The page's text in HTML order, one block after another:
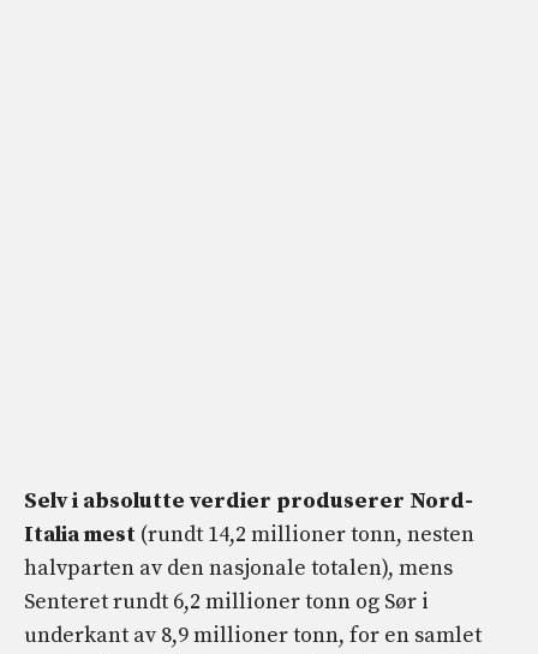
Selv i absolutte verdier produserer Nord-
Italia mest (rundt 14,2 millioner tonn, nesten
halvparten av den nasjonale totalen), mens
Senteret rundt 6,2 millioner tonn og Sør i
underkant av 8,9 millioner tonn, for en samlet